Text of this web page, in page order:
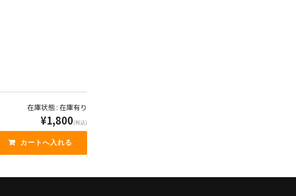
て
く
だ
い。
ー
を
使
て
く
在庫状態 : 在庫有り
¥1,800(税込)